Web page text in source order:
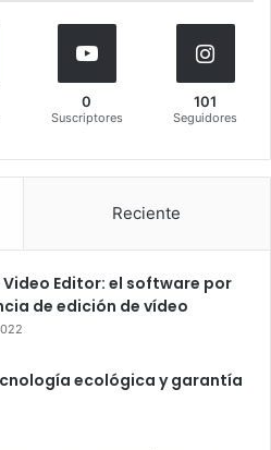
0
Suscriptores
101
Seguidores
Reciente
Video Editor: el software por
de edición de vídeo
ecológica y garantía